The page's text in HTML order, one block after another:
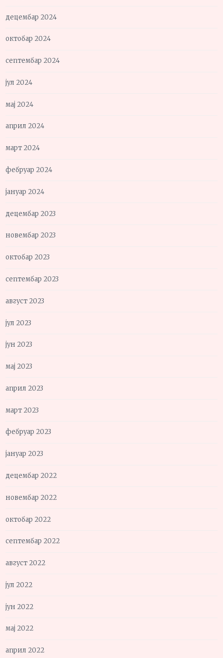
децембар 2024
октобар 2024
септембар 2024
јул 2024
мај 2024
април 2024
март 2024
фебруар 2024
јануар 2024
децембар 2023
новембар 2023
октобар 2023
септембар 2023
август 2023
јул 2023
јун 2023
мај 2023
април 2023
март 2023
фебруар 2023
јануар 2023
децембар 2022
новембар 2022
октобар 2022
септембар 2022
август 2022
јул 2022
јун 2022
мај 2022
април 2022